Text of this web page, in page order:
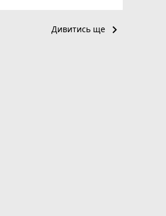
Дивитись ще keyboard_arrow_right